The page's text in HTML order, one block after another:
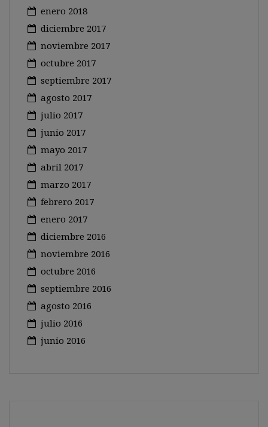
enero 2018
diciembre 2017
noviembre 2017
octubre 2017
septiembre 2017
agosto 2017
julio 2017
junio 2017
mayo 2017
abril 2017
marzo 2017
febrero 2017
enero 2017
diciembre 2016
noviembre 2016
octubre 2016
septiembre 2016
agosto 2016
julio 2016
junio 2016